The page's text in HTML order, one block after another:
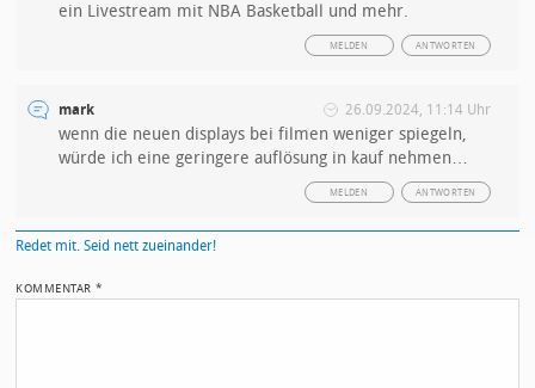
ein Livestream mit NBA Basketball und mehr.
ANTWORTEN
MELDEN
mark 26.09.2024, 11:14 Uhr
wenn die neuen displays bei filmen weniger spiegeln,
würde ich eine geringere auflösung in kauf nehmen…
ANTWORTEN
MELDEN
Redet mit. Seid nett zueinander!
KOMMENTAR*